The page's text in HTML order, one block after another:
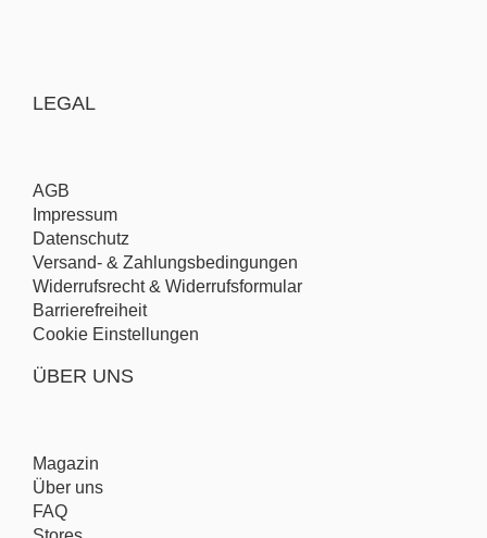
LEGAL
AGB
Impressum
Datenschutz
Versand- & Zahlungsbedingungen
Widerrufsrecht & Widerrufsformular
Barrierefreiheit
Cookie Einstellungen
ÜBER UNS
Magazin
Über uns
FAQ